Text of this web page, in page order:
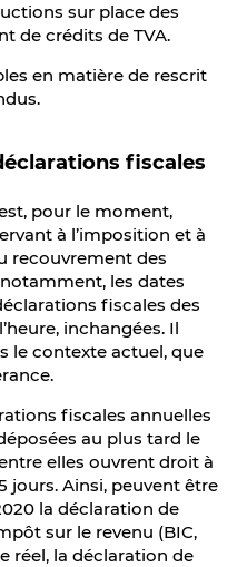
sur place des
de crédits de TVA.
en matière de rescrit
fiscales
pour le moment,
à l’imposition et à
recouvrement des
les dates
fiscales des
inchangées. Il
le contexte actuel, que
fiscales annuelles
au plus tard le
elles ouvrent droit à
jours. Ainsi, peuvent être
la déclaration de
sur le revenu (BIC,
réel, la déclaration de